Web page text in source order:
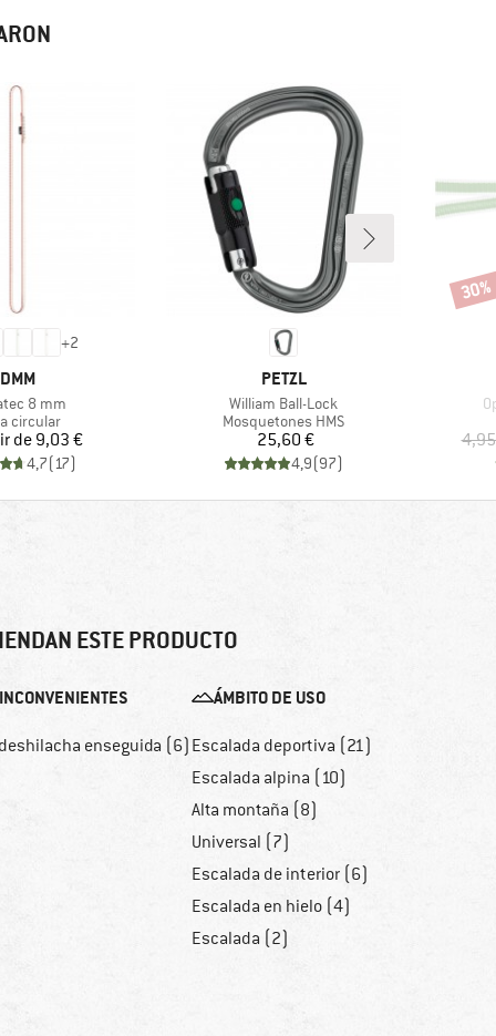
+2
MARCA
DMM
8 mm
group
circular
Precio
de 9,03 €
4,7(17)
MARCA
PETZL
Artículo
William Ball-Lock
Product group
Mosquetones HMS
Precio
25,60 €
4,9(97)
30%
ESTE PRODUCTO
INCONVENIENTES
enseguida (6)
ÁMBITO DE USO
Escalada deportiva (21)
Escalada alpina (10)
Alta montaña (8)
Universal (7)
Escalada de interior (6)
Escalada en hielo (4)
Escalada (2)